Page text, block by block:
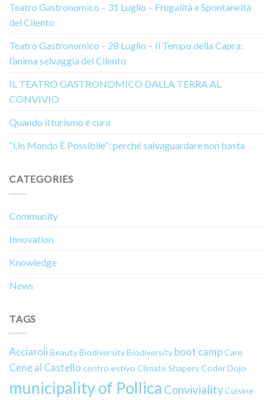
Teatro Gastronomico – 31 Luglio – Frugalità e Spontaneità
del Cilento
Teatro Gastronomico – 28 Luglio – Il Tempo della Capra:
l’anima selvaggia del Cilento
IL TEATRO GASTRONOMICO DALLA TERRA AL
CONVIVIO
Quando il turismo è cura
“Un Mondo È Possibile”: perché salvaguardare non basta
CATEGORIES
Community
Innovation
Knowledge
News
TAGS
Acciaroli BeautyBiodiversityBiodiversity boot campCare
Cene al Castello centro estivo Climate Shapers Coder Dojo
municipality of Pollica ConvivialityCuisine